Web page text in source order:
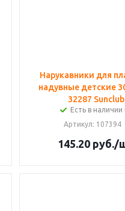
Нарукавники для
надувные детские
32287 Sunclub
Есть в наличии
Артикул: 107394
145.20руб./